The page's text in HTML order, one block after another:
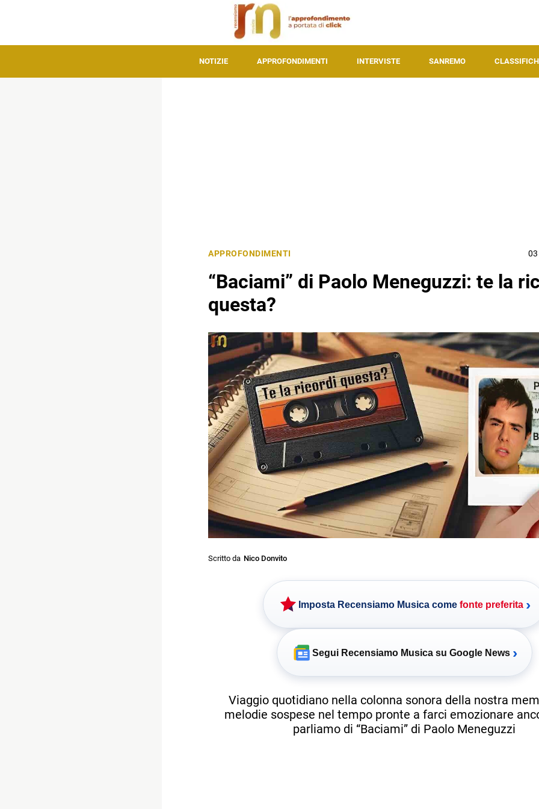
NOTIZIE APPROFONDIMENTI INTERVISTE SANREMO
APPROFONDIMENTI
“Baciami” di Paolo Meneguzzi: te la
questa?
Scritto da Nico Donvito
Imposta Recensiamo Musica come fonte preferita ›
Segui Recensiamo Musica su Google News ›
Viaggio quotidiano nella colonna sonora della nostra
melodie sospese nel tempo pronte a farci emozionare
parliamo di “Baciami” di Paolo Meneguzzi